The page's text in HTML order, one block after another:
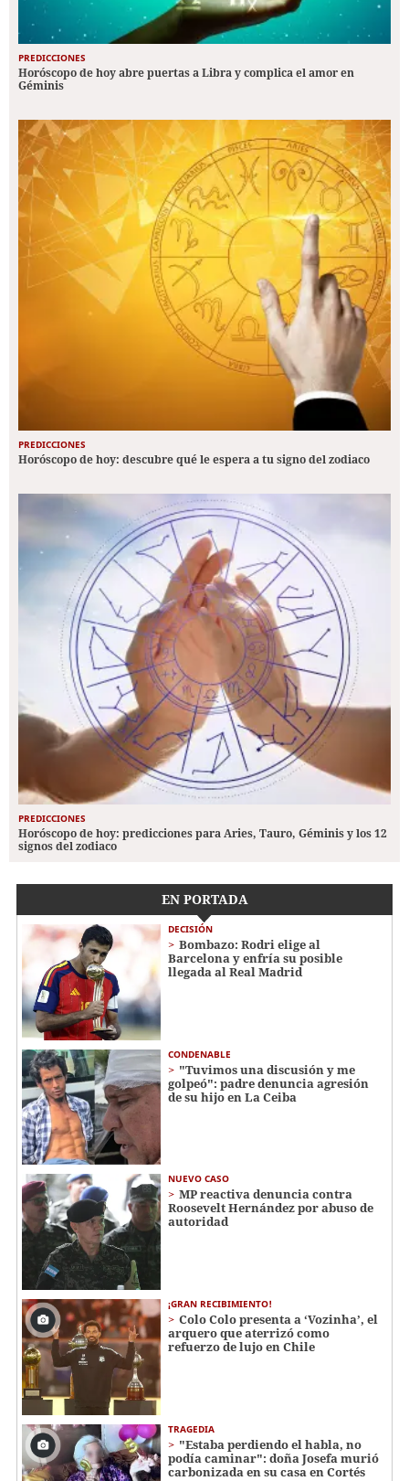
PREDICCIONES
Horóscopo de hoy abre puertas a Libra y complica el amor en
Géminis
PREDICCIONES
Horóscopo de hoy: descubre qué le espera a tu signo del zodiaco
PREDICCIONES
Horóscopo de hoy: predicciones para Aries, Tauro, Géminis y los 12
signos del zodiaco
EN PORTADA
DECISIÓN
Bombazo: Rodri elige al
Barcelona y enfría su posible
llegada al Real Madrid
CONDENABLE
"Tuvimos una discusión y me
golpeó": padre denuncia agresión
de su hijo en La Ceiba
NUEVO CASO
MP reactiva denuncia contra
Roosevelt Hernández por abuso de
autoridad
¡GRAN RECIBIMIENTO!
Colo Colo presenta a ‘Vozinha’, el
arquero que aterrizó como
refuerzo de lujo en Chile
TRAGEDIA
"Estaba perdiendo el habla, no
podía caminar": doña Josefa murió
carbonizada en su casa en Cortés